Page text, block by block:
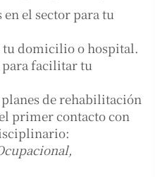
en el sector para tu
domicilio o hospital.
para facilitar tu
de rehabilitación
primer contacto con